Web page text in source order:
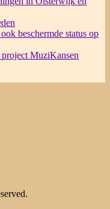
beschermde status op
MuziKansen